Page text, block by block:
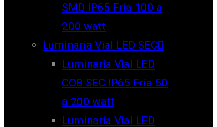
SMD IP65 Fría 100 a
200 watt
Luminaria Vial LED SEC
Luminaria Vial LED
COB SEC IP65 Fría 50
a 200 watt
Luminaria Vial LED